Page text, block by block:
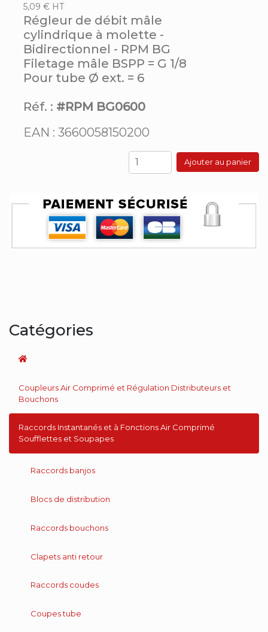
5,09 € HT
Régleur de débit mâle
cylindrique à molette -
Bidirectionnel - RPM BG
Filetage mâle BSPP = G 1/8
Pour tube Ø ext. = 6
Réf. : #RPM BG0600
EAN : 3660058150200
Ajouter au panier
Catégories
Coupleurs Air Comprimé et Régulation Distributeurs et
Bouchons
Raccords Instantanés et à Fonctions Air Comprimé
Soufflettes et Soupapes
Raccords banjos
Blocs de distribution
Raccords bouchons
Clapets anti retour
Raccords coudes
Coupes tube